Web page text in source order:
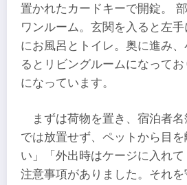
置かれたカードキーで開錠。
ワンルーム。玄関を入ると左
にお風呂とトイレ。奥に進み
るとリビングルームになって
になっています。
まずは荷物を置き、宿泊者
では放置せず、ペットから目
い」「外出時はケージに入れ
注意事項がありました。それ